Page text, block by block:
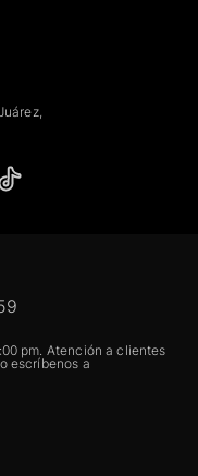
pm. Atención a clientes
escríbenos a